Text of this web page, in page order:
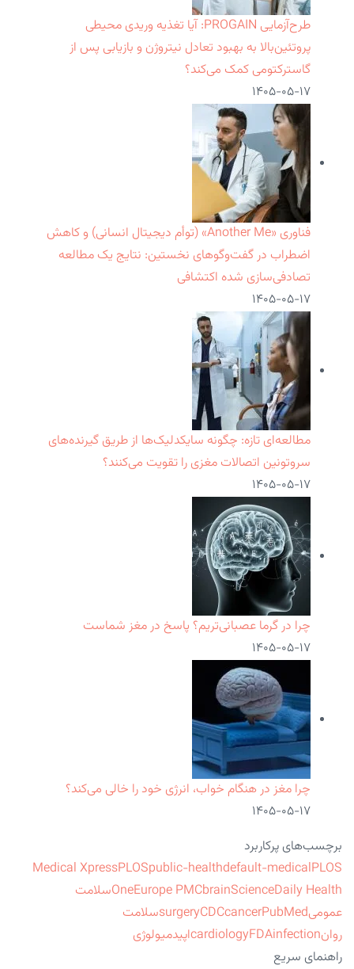
طرح‌آزمایی PROGAIN: آیا تغذیه وریدی محیطی
پروتئین‌بالا به بهبود تعادل نیتروژن و بازیابی پس از
گاسترکتومی کمک می‌کند؟
۱۴۰۵-۰۵-۱۷
فناوری «Another Me» (توأم دیجیتال انسانی) و کاهش
اضطراب در گفت‌وگوهای نخستین: نتایج یک مطالعه
تصادفی‌سازی شده اکتشافی
۱۴۰۵-۰۵-۱۷
مطالعه‌ای تازه: چگونه سایکدلیک‌ها از طریق گیرنده‌های
سروتونین اتصالات مغزی را تقویت می‌کنند؟
۱۴۰۵-۰۵-۱۷
چرا در گرما عصبانی‌تریم؟ پاسخ در مغز شماست
۱۴۰۵-۰۵-۱۷
چرا مغز در هنگام خواب، انرژی خود را خالی می‌کند؟
۱۴۰۵-۰۵-۱۷
برچسب‌های پرکاربرد
Medical XpressPLOSpublic-healthdefault-medicalPLOS
OneEurope PMCbrainScienceDaily Health
سلامت
عمومی
surgeryCDCcancerPubMed
سلامت
روان
cardiologyFDAinfection
اپیدمیولوژی
راهنمای سریع